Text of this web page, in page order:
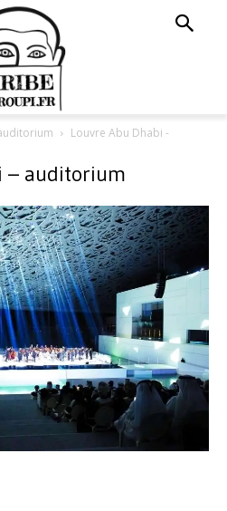
Louvre Abu Dhabi -
– auditorium